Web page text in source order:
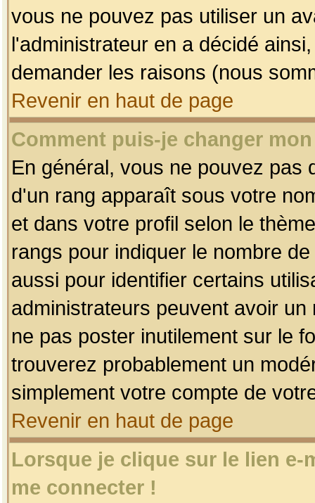
vous ne pouvez pas utiliser un
l'administrateur en a décidé
demander les raisons (nous
Revenir en haut de page
Comment puis-je changer
En général, vous ne pouvez pas
d'un rang apparaît sous votre
et dans votre profil selon le
rangs pour indiquer le nombre
aussi pour identifier certains
administrateurs peuvent avoir
ne pas poster inutilement sur le
trouverez probablement un
simplement votre compte de
Revenir en haut de page
Lorsque je clique sur le lien
me connecter !